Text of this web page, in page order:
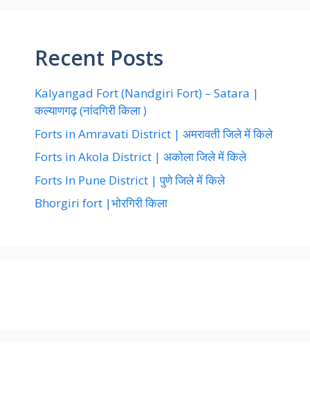
Recent Posts
Kalyangad Fort (Nandgiri Fort) – Satara |
कल्याणगढ़ (नांदगिरी किला )
Forts in Amravati District | अमरावती जिले में किले
Forts in Akola District | अकोला जिले में किले
Forts In Pune District | पुणे जिले में किले
Bhorgiri fort |भोरगिरी किला